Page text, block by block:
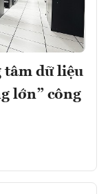
dữ liệu
lớn” công